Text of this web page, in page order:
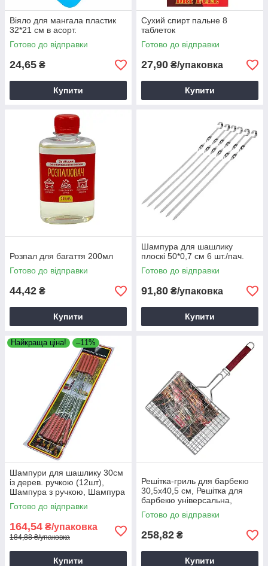
Віяло для мангала пластик
32*21 см в асорт.
Готово до відправки
24,65 ₴
Купити
Сухий спирт пальне 8
таблеток
Готово до відправки
27,90 ₴/упаковка
Купити
Розпал для багаття 200мл
Готово до відправки
44,42 ₴
Купити
Шампура для шашлику
плоскі 50*0,7 см 6 шт./пач.
Готово до відправки
91,80 ₴/упаковка
Купити
Найкраща ціна! –11%
Шампури для шашлику 30см
із дерев. ручкою (12шт),
Шампура з ручкою, Шампура
для шашлику, Шампура
металеві
Готово до відправки
164,54 ₴/упаковка
184,88 ₴/упаковка
Купити
Решітка-гриль для барбекю
30,5х40,5 см, Решітка для
барбекю універсальна,
Хромована решітка з ручкою
Готово до відправки
258,82 ₴
Купити